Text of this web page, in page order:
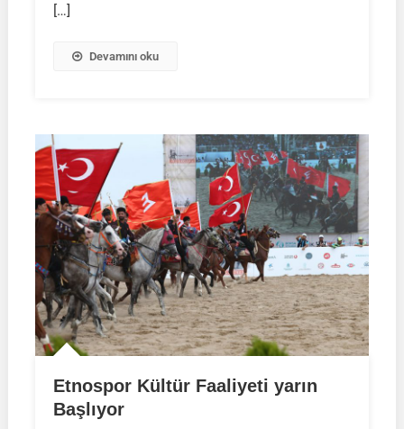
[…]
Devamını oku
Etnospor Kültür Faaliyeti yarın
Başlıyor